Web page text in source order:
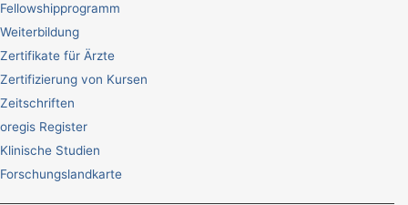
Fellowshipprogramm
Weiterbildung
Zertifikate für Ärzte
Zertifizierung von Kursen
Zeitschriften
oregis Register
Klinische Studien
Forschungslandkarte